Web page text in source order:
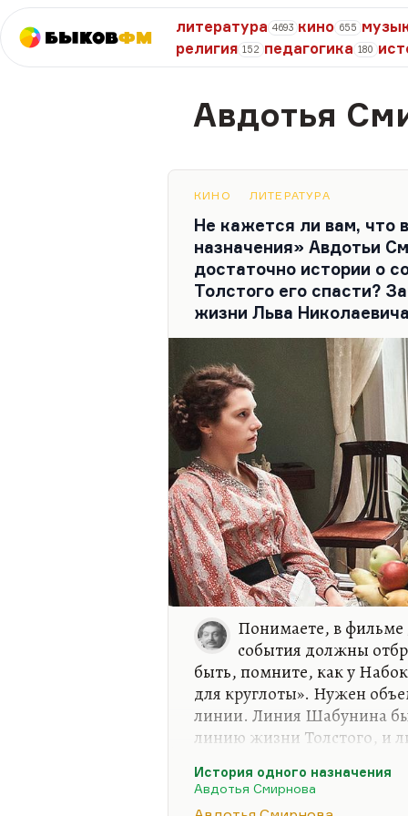
БыковФМ
литература 4693 кино 655
религия 152 педагогика 180
Авдотья
КИНО ЛИТЕРАТУРА
Не кажется ли вам, что
назначения» Авдотьи
достаточно истории о
Толстого его спасти?
жизни Льва
Понимаете, в
события должны
быть, помните, как у
для круглоты». Нужен
линии. Линия Шабунина
линию жизни Толстого, и
биографию Стасюлевича, и
Понимаете, чем
История одного назначения
Авдотья Смирнова